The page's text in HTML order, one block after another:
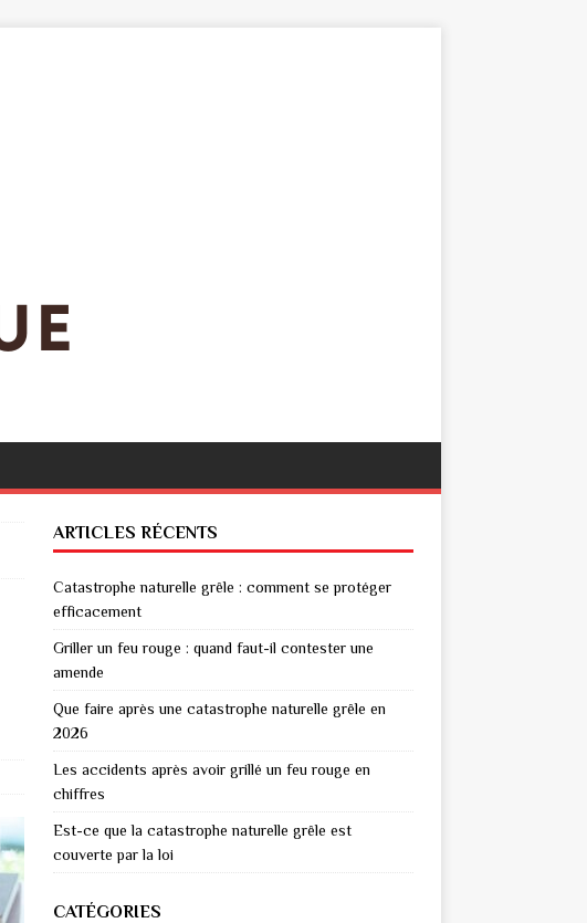
ARTICLES RÉCENTS
Catastrophe naturelle grêle : comment se protéger
efficacement
Griller un feu rouge : quand faut-il contester une
amende
Que faire après une catastrophe naturelle grêle en
2026
Les accidents après avoir grillé un feu rouge en
chiffres
Est-ce que la catastrophe naturelle grêle est
couverte par la loi
CATÉGORIES